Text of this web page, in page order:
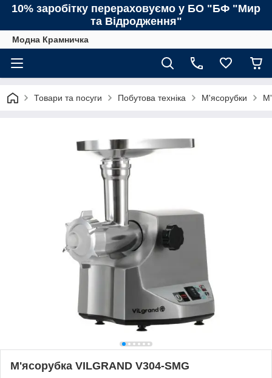
10% заробітку перераховуємо у БО "БФ "Мир
та Відродження"
Модна Крамничка
Товари та посуги Побутова техніка М'ясорубки
М'ясорубка VILGRAND V304-SMG